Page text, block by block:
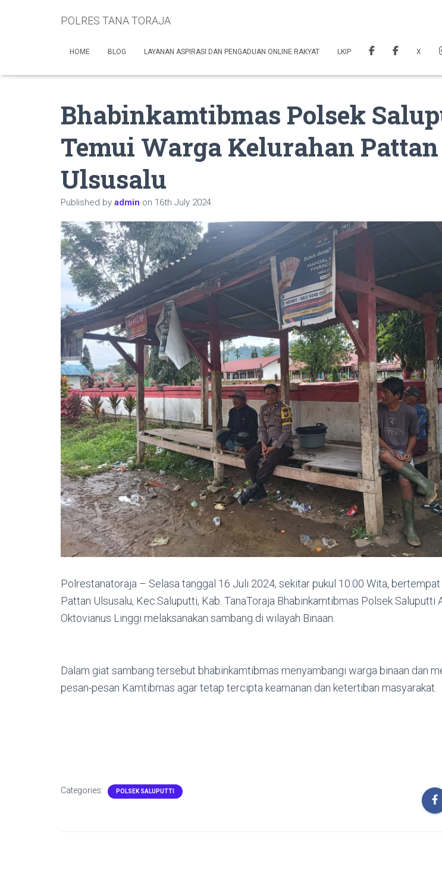
POLRES TANA TORAJA
HOME BLOG LAYANAN ASPIRASI DAN PENGADUAN ONLINE RAKYAT LKIP X
Bhabinkamtibmas Polsek
Temui Warga Kelurahan Pattan
Ulsusalu
Published by admin on 16th July 2024
Polrestanatoraja – Selasa tanggal 16 Juli 2024, sekitar pukul 10.00 Wita, bertempat
Pattan Ulsusalu, Kec.Saluputti, Kab. TanaToraja Bhabinkamtibmas Polsek Saluputti
Oktovianus Linggi melaksanakan sambang di wilayah Binaan.
Dalam giat sambang tersebut bhabinkamtibmas menyambangi warga binaan dan
pesan-pesan Kamtibmas agar tetap tercipta keamanan dan ketertiban masyarakat.
Categories: POLSEK SALUPUTTI